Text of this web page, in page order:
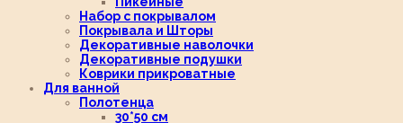
Набор с покрывалом
Покрывала и Шторы
Декоративные наволочки
Декоративные подушки
Коврики прикроватные
Для ванной
Полотенца
30*50 см